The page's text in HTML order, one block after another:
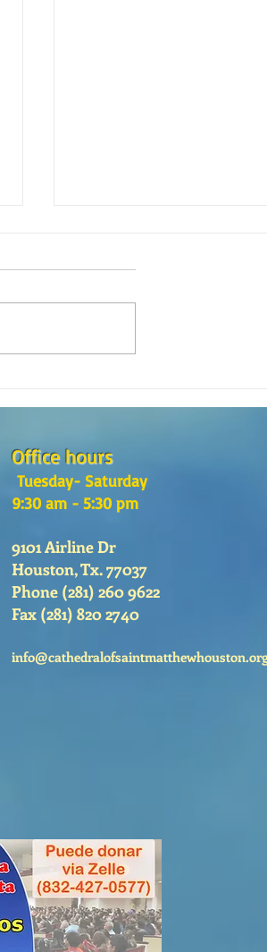
Domingo 26 de Julio, 2026
Office hours
Tuesday- Saturday
9:30 am - 5:30 pm
9101 Airline Dr
Houston, Tx. 77037
Phone (281) 260 9622
Fax (281) 820 2740